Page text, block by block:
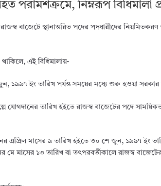
পরামর্শক্রমে, নিম্নরূপ
বাজেটে স্থানান্তরিত পদের পদধারীদের নিয়মিতকরণ
এই বিধিমালায়-
১৯৯৭ ইং তারিখ পর্যন্ত সময়ের মধ্যে শুরু হওয়া
যোগদানের তারিখ হইতে রাজস্ব বাজেটের পদে
এপ্রিল মাসের ৯ তারিখ হইতে ৩০ শে জুন, ১৯৯৭ ইং
মে মাসের ১৩ তারিখ বা তৎপরবর্তীকালে রাজস্ব